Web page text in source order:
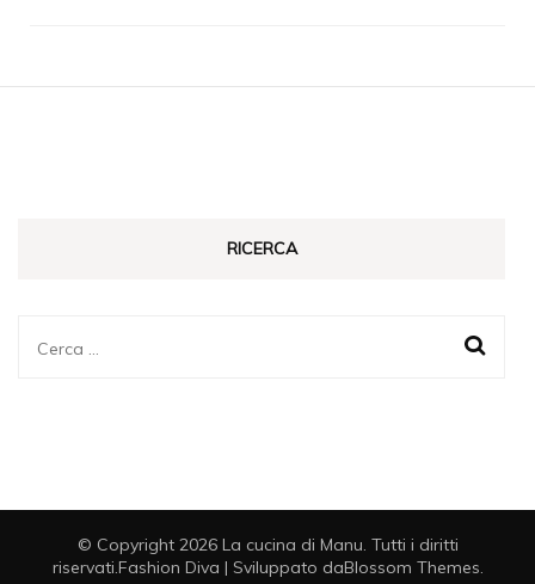
RICERCA
Ricerca
© Copyright 2026 La cucina di Manu. Tutti i diritti
riservati.Fashion Diva | Sviluppato daBlossom Themes.